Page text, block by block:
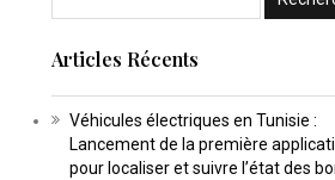
Articles Récents
Véhicules électriques en Tunisie :
Lancement de la première
pour localiser et suivre l’état des